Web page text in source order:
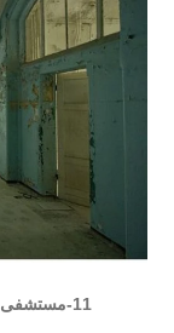
11- مستشفى Beelitz-Heilstätten – Beelitz ، ألمانيا